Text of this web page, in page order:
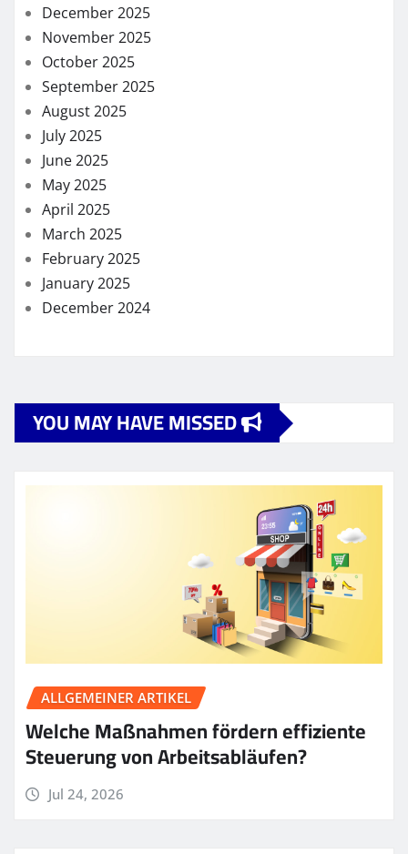
December 2025
November 2025
October 2025
September 2025
August 2025
July 2025
June 2025
May 2025
April 2025
March 2025
February 2025
January 2025
December 2024
YOU MAY HAVE MISSED
ALLGEMEINER ARTIKEL
Welche Maßnahmen fördern effiziente
Steuerung von Arbeitsabläufen?
Jul 24, 2026